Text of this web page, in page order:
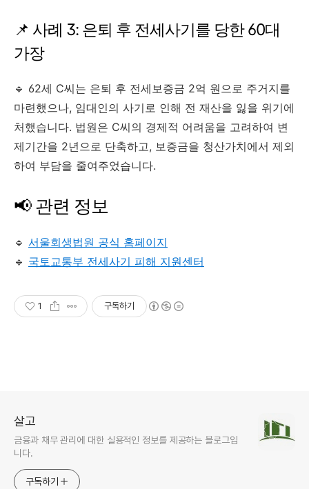
📌 사례 3: 은퇴 후 전세사기를 당한 60대
가장
🔹 62세 C씨는 은퇴 후 전세보증금 2억 원으로 주거지를
마련했으나, 임대인의 사기로 인해 전 재산을 잃을 위기에
처했습니다. 법원은 C씨의 경제적 어려움을 고려하여 변
제기간을 2년으로 단축하고, 보증금을 청산가치에서 제외
하여 부담을 줄여주었습니다.
📢 관련 정보
🔹 서울회생법원 공식 홈페이지
🔹 국토교통부 전세사기 피해 지원센터
1 구독하기
살고
금융과 채무 관리에 대한 실용적인 정보를 제공하는 블로그입
니다.
구독하기